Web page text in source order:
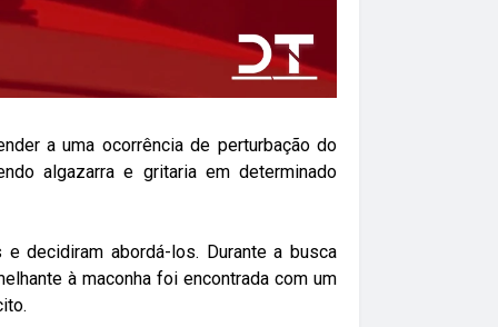
a uma ocorrência de perturbação do
algazarra e gritaria em determinado
decidiram abordá-los. Durante a busca
à maconha foi encontrada com um